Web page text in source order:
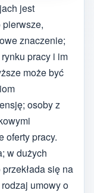
jest
znaczenie;
pracy i im
może być
osoby z
oferty pracy.
w dużych
się na
umowy o